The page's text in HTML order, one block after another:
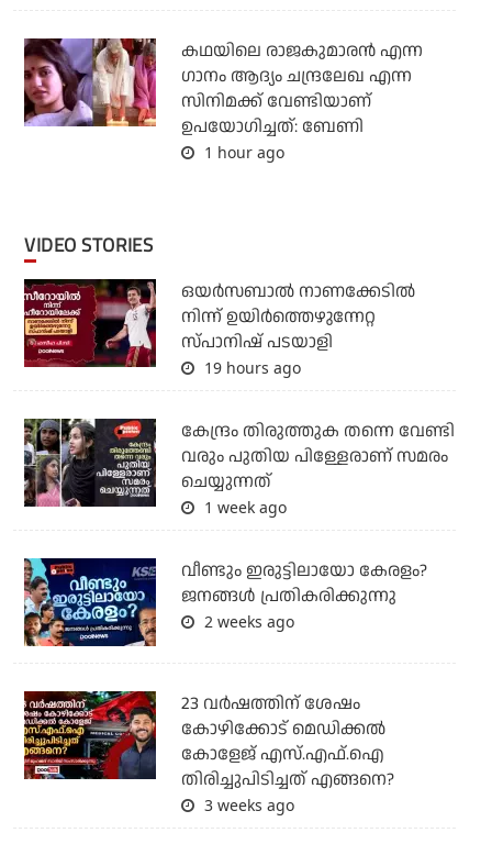
കഥയിലെ രാജകുമാരൻ എന്ന
ഗാനം ആദ്യം ചന്ദ്രലേഖ എന്ന
സിനിമക്ക് വേണ്ടിയാണ്
ഉപയോഗിച്ചത്: ബേണി
1 hour ago
VIDEO STORIES
ഒയര്‍സബാൽ നാണക്കേടിൽ
നിന്ന് ഉയിർത്തെഴുന്നേറ്റ
സ്പാനിഷ് പടയാളി
19 hours ago
കേന്ദ്രം തിരുത്തുക തന്നെ വേണ്ടി
വരും പുതിയ പിള്ളേരാണ് സമരം
ചെയ്യുന്നത്
1 week ago
വീണ്ടും ഇരുട്ടിലായോ കേരളം?
ജനങ്ങൾ പ്രതികരിക്കുന്നു
2 weeks ago
23 വർഷത്തിന് ശേഷം
കോഴിക്കോട് മെഡിക്കൽ
കോളേജ് എസ്.എഫ്.ഐ
തിരിച്ചുപിടിച്ചത് എങ്ങനെ?
3 weeks ago